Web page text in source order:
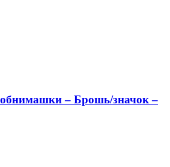
– Брошь/значок –